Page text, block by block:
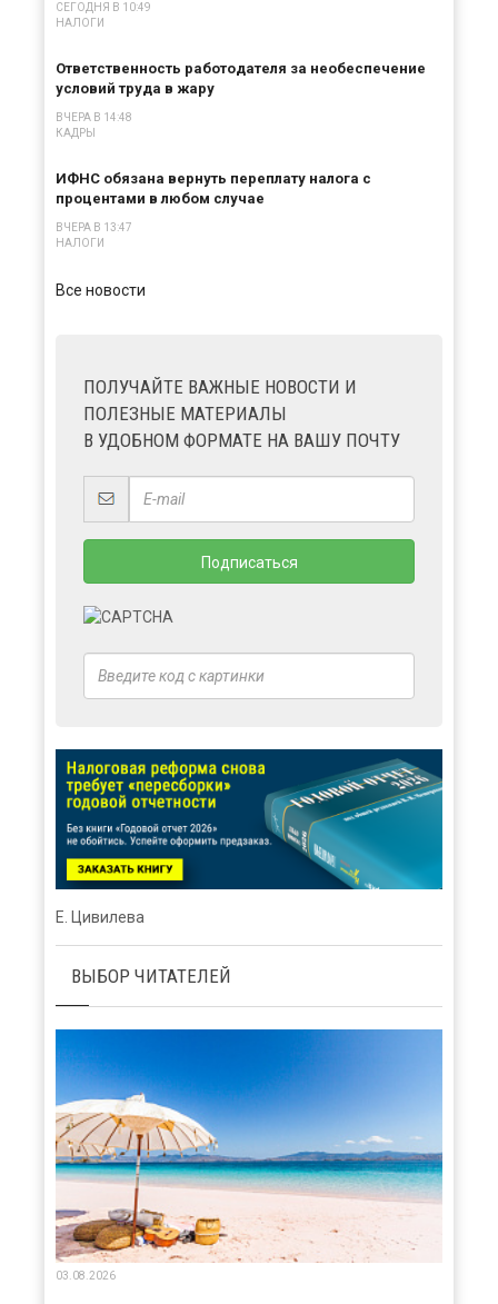
СЕГОДНЯ В 10:49
НАЛОГИ
Ответственность работодателя за необеспечение
условий труда в жару
ВЧЕРА В 14:48
КАДРЫ
ИФНС обязана вернуть переплату налога с
процентами в любом случае
ВЧЕРА В 13:47
НАЛОГИ
Все новости
ПОЛУЧАЙТЕ ВАЖНЫЕ НОВОСТИ И
ПОЛЕЗНЫЕ МАТЕРИАЛЫ
В УДОБНОМ ФОРМАТЕ НА ВАШУ ПОЧТУ
Е. Цивилева
ВЫБОР ЧИТАТЕЛЕЙ
03.08.2026